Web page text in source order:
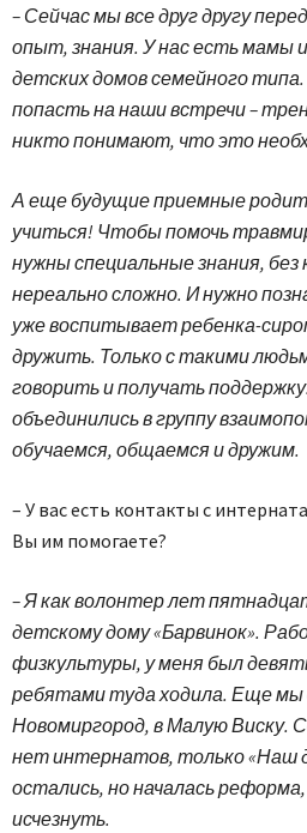
– Сейчас мы все друг другу
опыт, знания. У нас есть мамы
детских домов семейного
попасть на наши встречи –
никто понимают, что это
А еще будущие приемные
учиться! Чтобы помочь
нужны специальные знания,
нереально сложно. И нужно
уже воспитывает ребенка-
дружить. Только с такими
говорить и получать
объединились в группу
обучаемся, общаемся и дружим.
– У вас есть контакты с
Вы им помогаете?
– Я как волонтер лет
детскому дому «Барвинок».
физкультуры, у меня был
ребятами туда ходила. Еще мы
Новомиргород, в Малую Виску.
нет интернатов, только «Наш
остались, но началась
исчезнуть.